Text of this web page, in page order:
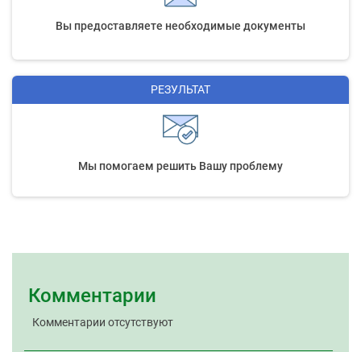
Вы предоставляете необходимые документы
РЕЗУЛЬТАТ
Мы помогаем решить Вашу проблему
Комментарии
Комментарии отсутствуют